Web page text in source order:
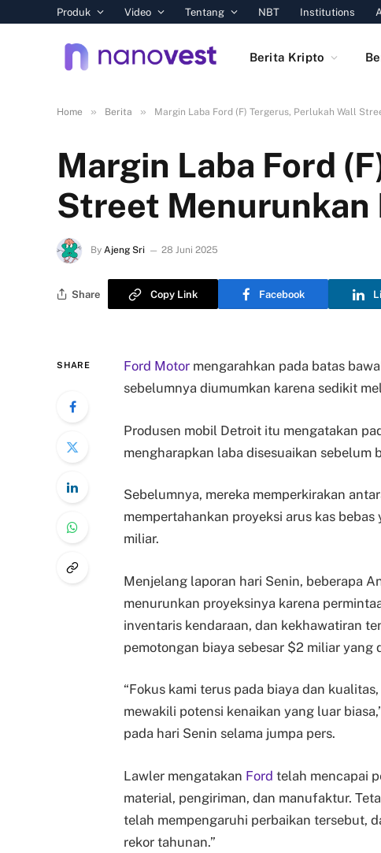
Produk Video Tentang NBT Institutions
Berita Kripto
Home » Berita » Margin Laba Ford (F) Tergerus, Perlukah Wall
Margin Laba Ford
Street Menurunkan
By Ajeng Sri 28 Juni 2025
Share Copy Link Facebook
SHARE Ford Motor mengarahkan pada batas
sebelumnya diumumkan karena sedikit
Produsen mobil Detroit itu mengatakan
mengharapkan laba disesuaikan sebelum
Sebelumnya, mereka memperkirakan
mempertahankan proyeksi arus kas
miliar.
Menjelang laporan hari Senin, beberapa
menurunkan proyeksinya karena
inventaris kendaraan, dan kekhawatiran
pemotongan biaya sebesar $2 miliar yang
“Fokus kami terus pada biaya dan
mewakili potensi kenaikan yang luar
pada hari Senin selama jumpa pers.
Lawler mengatakan Ford telah mencapai
material, pengiriman, dan manufaktur.
telah mempengaruhi perbaikan tersebut,
rekor tahunan.”